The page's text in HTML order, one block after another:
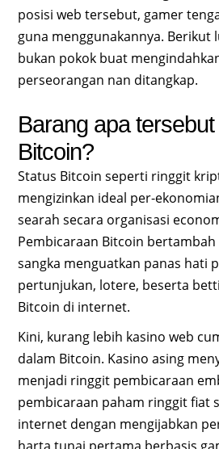
posisi web tersebut, gamer
guna menggunakannya. Berikut
bukan pokok buat
perseorangan nan ditangkap.
Barang apa
Bitcoin?
Status Bitcoin seperti ringgit
mengizinkan ideal per-
searah secara organisasi
Pembicaraan Bitcoin
sangka menguatkan panas hati
pertunjukan, lotere, beserta
Bitcoin di internet.
Kini, kurang lebih kasino web
dalam Bitcoin. Kasino asing
menjadi ringgit pembicaraan
pembicaraan paham ringgit fiat
internet dengan mengijabkan